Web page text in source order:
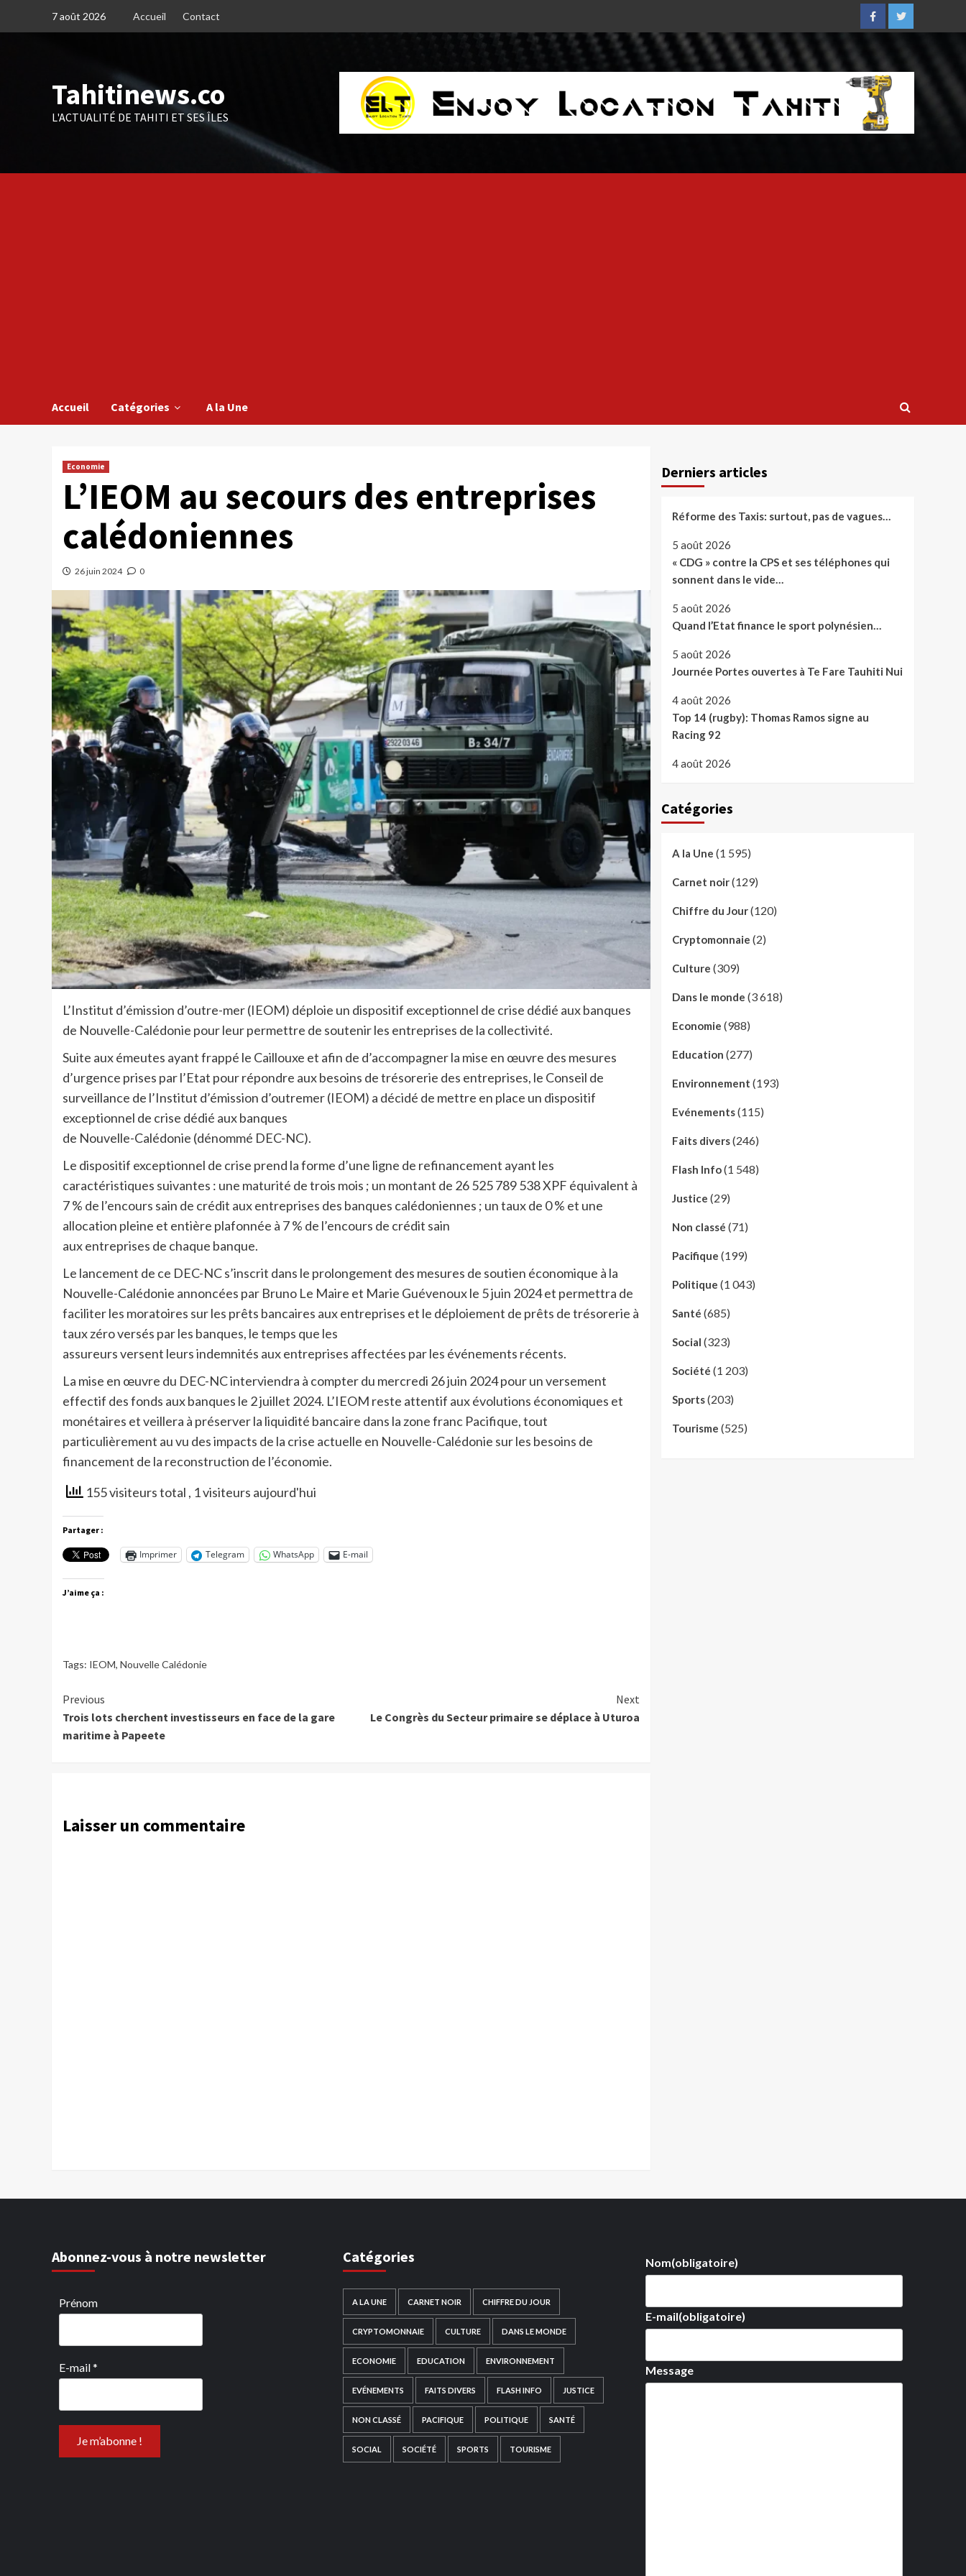
7 août 2026 Accueil Contact
FacebookTwitter
Tahitinews.co
L'ACTUALITÉ DE TAHITI ET SES ÎLES
Accueil Catégories A la Une
Economie
L’IEOM au secours des entreprises
calédoniennes
26 juin 2024 0
L’Institut d’émission d’outre-mer (IEOM) déploie un dispositif exceptionnel de crise dédié aux banques
de Nouvelle-Calédonie pour leur permettre de soutenir les entreprises de la collectivité.
Suite aux émeutes ayant frappé le Caillouxe et afin de d’accompagner la mise en œuvre des mesures
d’urgence prises par l’Etat pour répondre aux besoins de trésorerie des entreprises, le Conseil de
surveillance de l’Institut d’émission d’outremer (IEOM) a décidé de mettre en place un dispositif
exceptionnel de crise dédié aux banques
de Nouvelle-Calédonie (dénommé DEC-NC).
Le dispositif exceptionnel de crise prend la forme d’une ligne de refinancement ayant les
caractéristiques suivantes : une maturité de trois mois ; un montant de 26 525 789 538 XPF équivalent à
7 % de l’encours sain de crédit aux entreprises des banques calédoniennes ; un taux de 0 % et une
allocation pleine et entière plafonnée à 7 % de l’encours de crédit sain
aux entreprises de chaque banque.
Le lancement de ce DEC-NC s’inscrit dans le prolongement des mesures de soutien économique à la
Nouvelle-Calédonie annoncées par Bruno Le Maire et Marie Guévenoux le 5 juin 2024 et permettra de
faciliter les moratoires sur les prêts bancaires aux entreprises et le déploiement de prêts de trésorerie à
taux zéro versés par les banques, le temps que les
assureurs versent leurs indemnités aux entreprises affectées par les événements récents.
La mise en œuvre du DEC-NC interviendra à compter du mercredi 26 juin 2024 pour un versement
effectif des fonds aux banques le 2 juillet 2024. L’IEOM reste attentif aux évolutions économiques et
monétaires et veillera à préserver la liquidité bancaire dans la zone franc Pacifique, tout
particulièrement au vu des impacts de la crise actuelle en Nouvelle-Calédonie sur les besoins de
financement de la reconstruction de l’économie.
155 visiteurs total , 1 visiteurs aujourd'hui
Partager :
Imprimer Telegram WhatsApp E-mail
J’aime ça :
Tags: IEOM, Nouvelle Calédonie
Continue
Reading
Previous
Trois lots cherchent investisseurs en face de la gare
maritime à Papeete
Next
Le Congrès du Secteur primaire se déplace à Uturoa
Laisser un commentaire
Derniers articles
Réforme des Taxis: surtout, pas de vagues…
5 août 2026
« CDG » contre la CPS et ses téléphones qui
sonnent dans le vide…
5 août 2026
Quand l’Etat finance le sport polynésien…
5 août 2026
Journée Portes ouvertes à Te Fare Tauhiti Nui
4 août 2026
Top 14 (rugby): Thomas Ramos signe au
Racing 92
4 août 2026
Catégories
A la Une (1 595)
Carnet noir(129)
Chiffre du Jour(120)
Cryptomonnaie (2)
Culture (309)
Dans le monde (3 618)
Economie (988)
Education (277)
Environnement (193)
Evénements(115)
Faits divers(246)
Flash Info(1 548)
Justice (29)
Non classé (71)
Pacifique (199)
Politique (1 043)
Santé (685)
Social (323)
Société (1 203)
Sports(203)
Tourisme (525)
Abonnez-vous à notre newsletter
Prénom
E-mail*
Catégories
A LA UNE CARNET NOIR CHIFFRE DU JOUR
CRYPTOMONNAIE CULTURE DANS LE MONDE
ECONOMIE EDUCATION ENVIRONNEMENT
EVÉNEMENTS FAITS DIVERS FLASH INFO JUSTICE
NON CLASSÉ PACIFIQUE POLITIQUE SANTÉ
SOCIAL SOCIÉTÉ SPORTS TOURISME
Nom(obligatoire)
E-mail(obligatoire)
Message